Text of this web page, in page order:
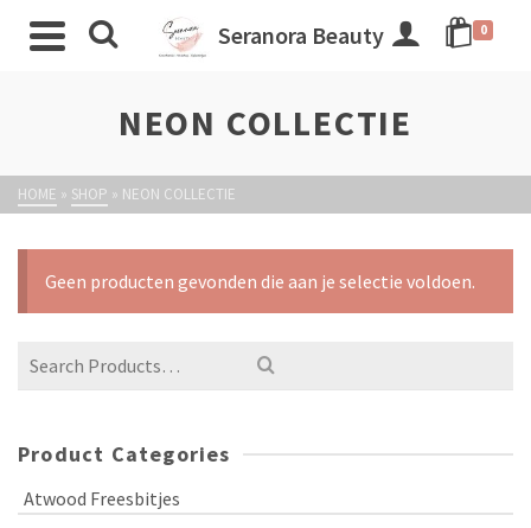
Seranora Beauty 0
NEON COLLECTIE
HOME » SHOP » NEON COLLECTIE
Geen producten gevonden die aan je selectie voldoen.
Product Categories
Atwood Freesbitjes